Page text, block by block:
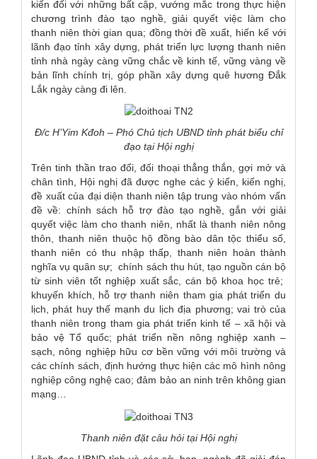
kiến đối với những bất cập, vướng mắc trong thực hiện
chương trình đào tạo nghề, giải quyết việc làm cho
thanh niên thời gian qua; đồng thời đề xuất, hiến kế với
lãnh đạo tỉnh xây dựng, phát triển lực lượng thanh niên
tỉnh nhà ngày càng vững chắc về kinh tế, vững vàng về
bản lĩnh chính trị, góp phần xây dựng quê hương Đắk
Lắk ngày càng đi lên.
Đ/c H’Yim Kđoh – Phó Chủ tịch UBND tỉnh phát biểu chỉ
đạo tại Hội nghị
Trên tinh thần trao đổi, đối thoại thẳng thắn, gợi mở và
chân tình, Hội nghị đã được nghe các ý kiến, kiến nghị,
đề xuất của đại diện thanh niên tập trung vào nhóm vấn
đề về: chính sách hỗ trợ đào tạo nghề, gắn với giải
quyết việc làm cho thanh niên, nhất là thanh niên nông
thôn, thanh niên thuộc hộ đồng bào dân tộc thiểu số,
thanh niên có thu nhập thấp, thanh niên hoàn thành
nghĩa vụ quân sự; chính sách thu hút, tạo nguồn cán bộ
từ sinh viên tốt nghiệp xuất sắc, cán bộ khoa học trẻ;
khuyến khích, hỗ trợ thanh niên tham gia phát triển du
lịch, phát huy thế mạnh du lịch địa phương; vai trò của
thanh niên trong tham gia phát triển kinh tế – xã hội và
bảo vệ Tổ quốc; phát triển nền nông nghiệp xanh –
sạch, nông nghiệp hữu cơ bền vững với môi trường và
các chính sách, định hướng thực hiện các mô hình nông
nghiệp công nghệ cao; đảm bảo an ninh trên không gian
mạng…
Thanh niên đặt câu hỏi tại Hội nghị